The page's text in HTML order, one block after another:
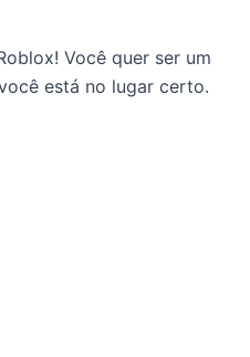
Você quer ser um
está no lugar certo.